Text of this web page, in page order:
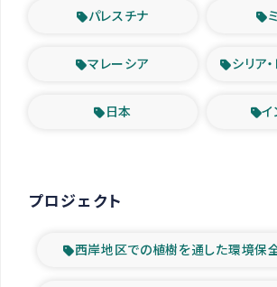
パレスチナ
マレーシア シリア
日本 イ
プロジェクト
西岸地区での植樹を通した環境保